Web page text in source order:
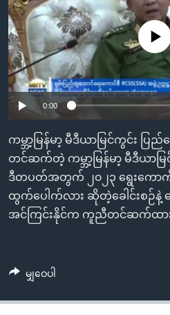
အ
ညွန်း
စာမျက်နှာ
သို့
ကျော်
ကြည့်
ရှာဖွေ
ရန်
နေရာ
သို့
ကျော်
သုတပဒေသာ အင်္ဂလိပ်စာ
Learning English
ဗွီအိုအေ လူမှုကွန်ယက်များ
ဘာသာစကားများ
No media source
0:00
ကမ္ဘာ့မြန်မာ့ မီဒီယာမြင်ကွင်း ပြည်
တင်ဆက်တဲ့ ကမ္ဘာ့မြန်မာ့ မီဒီယာမြ
ဒီတပတ်အတွက် ၂၀၂၃ ရွေးကေ
ထွက်ပေါက်လား ဆိုတဲ့ခေါင်းစဉ်နဲ့ ဆွ
အင်ကြင်းနိုင်က ကူညီတင်ဆက်ထာ
မျှဝေပါ